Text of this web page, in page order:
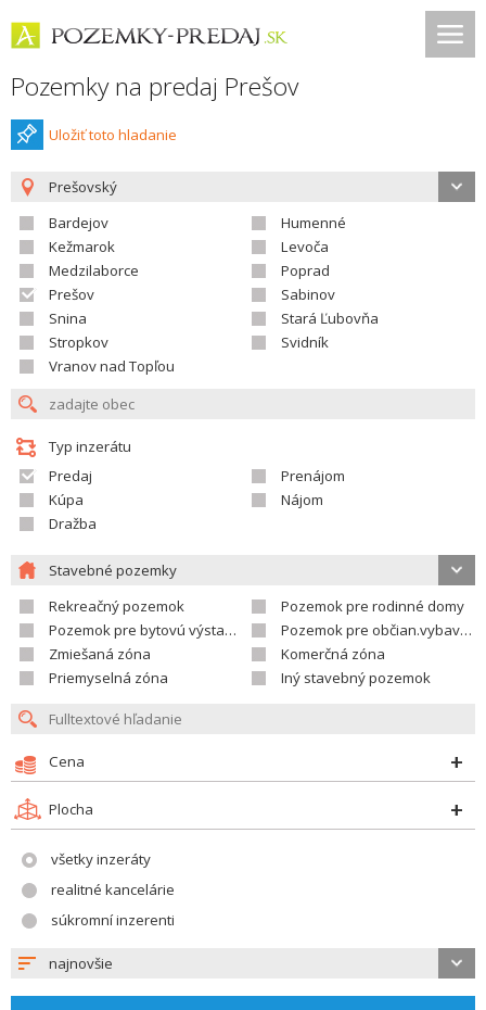
Pozemky na predaj Prešov
Uložiť toto hladanie
Prešovský
Bardejov
Humenné
Kežmarok
Levoča
Medzilaborce
Poprad
Prešov
Sabinov
Snina
Stará Ľubovňa
Stropkov
Svidník
Vranov nad Topľou
Typ inzerátu
Predaj
Prenájom
Kúpa
Nájom
Dražba
Stavebné pozemky
Rekreačný pozemok
Pozemok pre rodinné domy
Pozemok pre bytovú výstavbu
Pozemok pre občian.vybavenosť
Zmiešaná zóna
Komerčná zóna
Priemyselná zóna
Iný stavebný pozemok
Cena
Plocha
všetky inzeráty
realitné kancelárie
súkromní inzerenti
najnovšie